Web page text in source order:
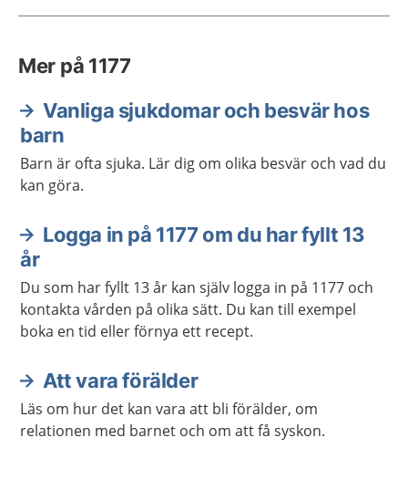
Mer på 1177
Vanliga sjukdomar och besvär hos
barn
Barn är ofta sjuka. Lär dig om olika besvär och vad du
kan göra.
Logga in på 1177 om du har fyllt 13
år
Du som har fyllt 13 år kan själv logga in på 1177 och
kontakta vården på olika sätt. Du kan till exempel
boka en tid eller förnya ett recept.
Att vara förälder
Läs om hur det kan vara att bli förälder, om
relationen med barnet och om att få syskon.